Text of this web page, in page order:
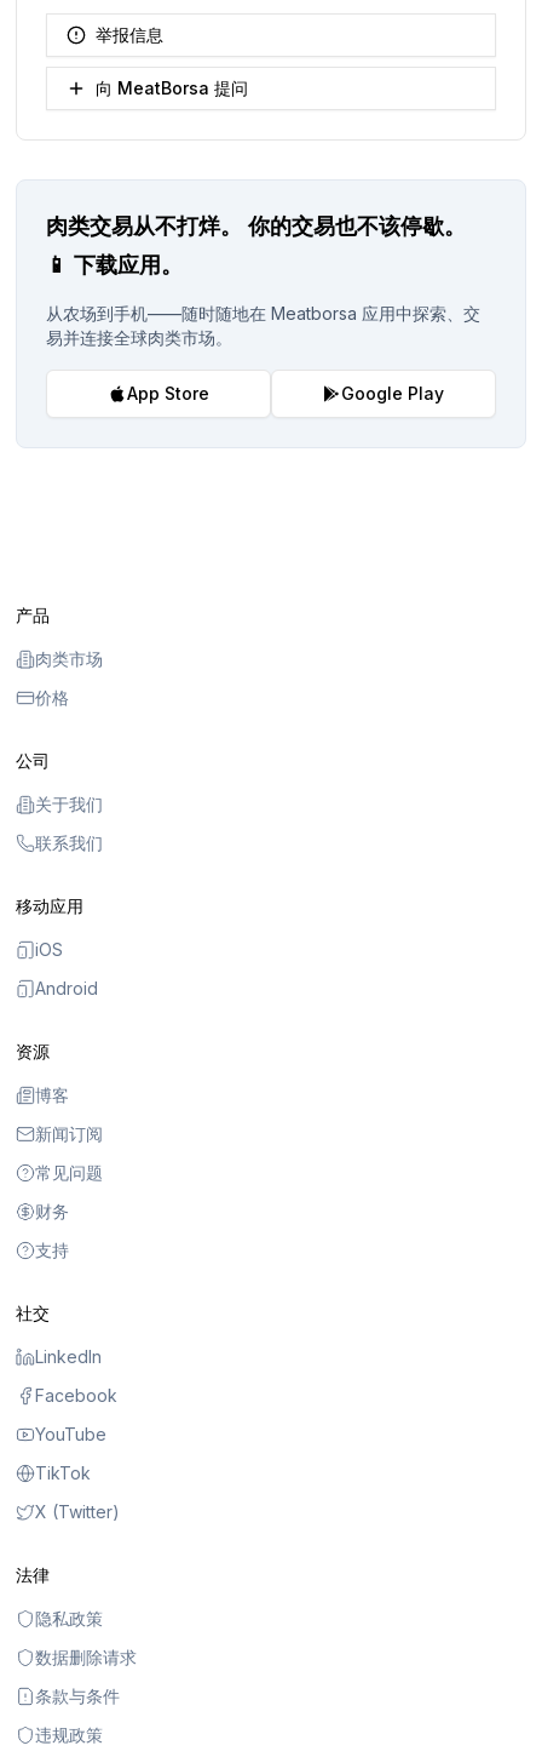
举报信息
向 MeatBorsa 提问
肉类交易从不打烊。
你的交易也不该停歇。
📱下载应用。
从农场到手机——随时随地在 Meatborsa 应用中探索、交
易并连接全球肉类市场。
App Store Google Play
产品
肉类市场
价格
公司
关于我们
联系我们
移动应用
iOS
Android
资源
博客
新闻订阅
常见问题
财务
支持
社交
LinkedIn
Facebook
YouTube
TikTok
X (Twitter)
法律
隐私政策
数据删除请求
条款与条件
违规政策